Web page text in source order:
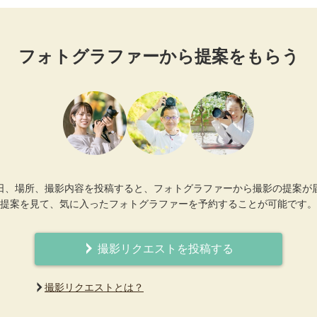
フォトグラファーから提案をもらう
、場所、撮影内容を投稿すると、フォトグラファーから撮影の提案が
提案を見て、気に入ったフォトグラファーを予約することが可能です。
撮影リクエストを投稿する
撮影リクエストとは？